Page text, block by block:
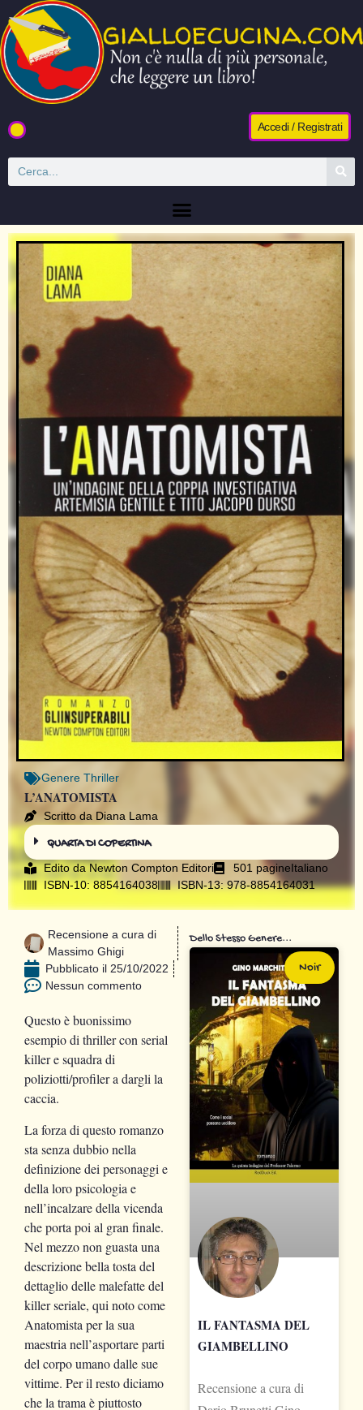
Accedi / Registrati
Genere Thriller
L’ANATOMISTA
Scritto da Diana Lama
QUARTA DI COPERTINA
Edito daNewton Compton Editori 501 pagineItaliano
ISBN-10: 8854164038
ISBN-13: 978-8854164031
Recensione a cura di
Massimo Ghigi
Pubblicato il 25/10/2022
Nessun commento
Questo è buonissimo
esempio di thriller con serial
killer e squadra di
poliziotti/profiler a dargli la
caccia.
La forza di questo romanzo
sta senza dubbio nella
definizione dei personaggi e
della loro psicologia e
nell’incalzare della vicenda
che porta poi al gran finale.
Nel mezzo non guasta una
descrizione bella tosta del
dettaglio delle malefatte del
killer seriale, qui noto come
Anatomista per la sua
maestria nell’asportare parti
del corpo umano dalle sue
vittime. Per il resto diciamo
che la trama è piuttosto
Dello Stesso Genere...
Noir
IL FANTASMA DEL
GIAMBELLINO
Recensione a cura di